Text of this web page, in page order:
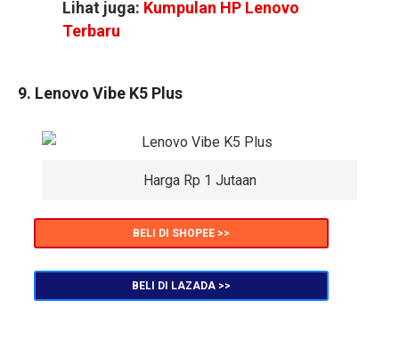
Lihat juga: Kumpulan HP Lenovo
Terbaru
9. Lenovo Vibe K5 Plus
Harga Rp 1 Jutaan
BELI DI SHOPEE >>
BELI DI LAZADA >>